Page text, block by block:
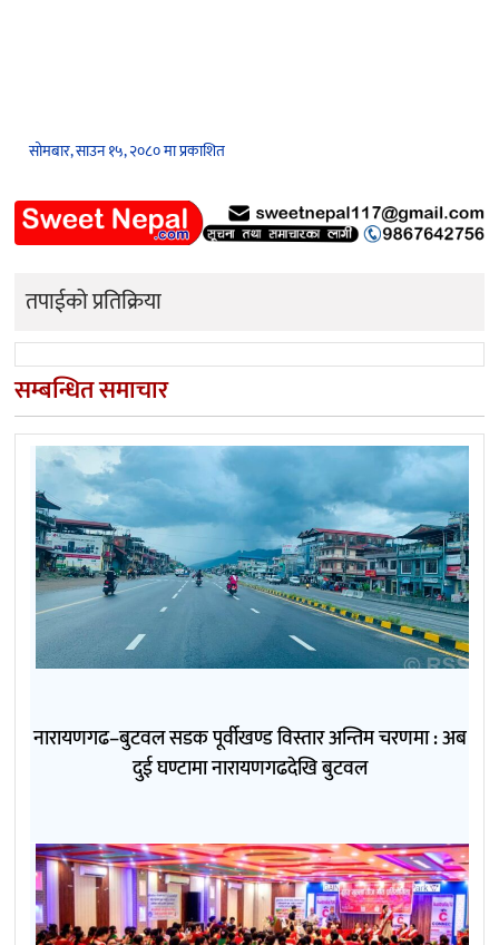
सोमबार, साउन १५, २०८० मा प्रकाशित
तपाईको प्रतिक्रिया
सम्बन्धित समाचार
नारायणगढ–बुटवल सडक पूर्वीखण्ड विस्तार अन्तिम चरणमा : अब
दुई घण्टामा नारायणगढदेखि बुटवल